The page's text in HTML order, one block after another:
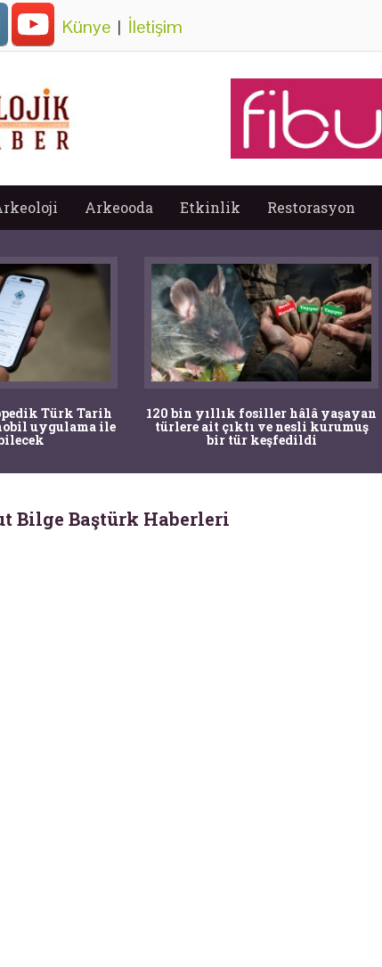
Künye | İletişim
Arkeooda Etkinlik Restorasyon
Türk Tarih
uygulama ile
120 bin yıllık fosiller hâlâ yaşayan
türlere ait çıktı ve nesli kurumuş
bir tür keşfedildi
Bilge Baştürk Haberleri